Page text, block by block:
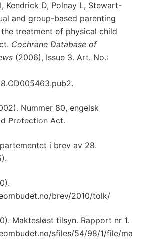
Kendrick D, Polnay L, Stewart-
and group-based parenting
treatment of physical child
Cochrane Database of
(2006), Issue 3. Art. No.:
Nummer 80, engelsk
Protection Act.
i brev av 28.
brev/2010/tolk/
Maktesløst tilsyn. Rapport nr 1.
sfiles/54/98/1/file/ma